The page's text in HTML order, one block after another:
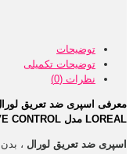
توضیحات
توضیحات تکمیلی
نظرات (0)
معرفی اسپری ضد تعریق
LOREAL مدل SENSITIVE CONTROL
اسپری ضد تعریق لورال ،